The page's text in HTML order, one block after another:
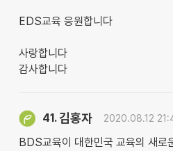
EDS교육 응원합니다
사랑합니다
감사합니다
41.김홍자 2020.08.12
BDS교육이 대한민국 교육의 새로